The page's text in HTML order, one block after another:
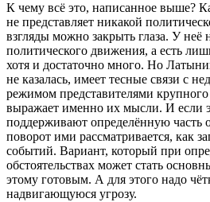
К чему всё это, написанное выше?
не представляет никакой
взгляды можно закрыть глаза. У неё
политического движения, а есть
хотя и достаточно много. Но
не казалась, имеет тесные связи с
режимом представителями
выражает именно их мысли. И если
поддерживают определённую часть
поворот ими рассматривается, как
событий. Вариант, который при
обстоятельствах может стать
этому готовым. А для этого надо
надвигающуюся угрозу.